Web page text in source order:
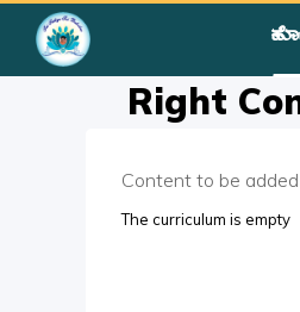
Right
Content to be added
The curriculum is empty